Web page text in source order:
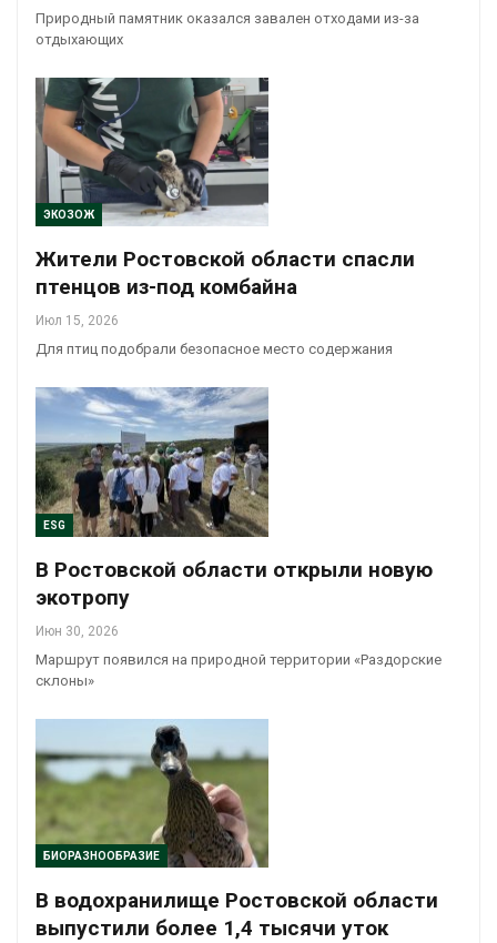
Природный памятник оказался завален отходами из-за
отдыхающих
ЭКОЗОЖ
Жители Ростовской области спасли
птенцов из-под комбайна
Июл 15, 2026
Для птиц подобрали безопасное место содержания
ESG
В Ростовской области открыли новую
экотропу
Июн 30, 2026
Маршрут появился на природной территории «Раздорские
склоны»
БИОРАЗНООБРАЗИЕ
В водохранилище Ростовской области
выпустили более 1,4 тысячи уток